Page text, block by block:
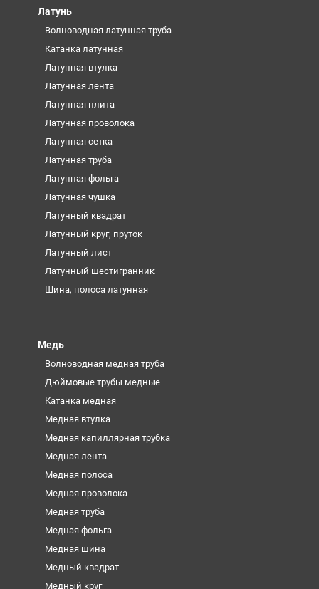
Латунь
Волноводная латунная труба
Катанка латунная
Латунная втулка
Латунная лента
Латунная плита
Латунная проволока
Латунная сетка
Латунная труба
Латунная фольга
Латунная чушка
Латунный квадрат
Латунный круг, пруток
Латунный лист
Латунный шестигранник
Шина, полоса латунная
Медь
Волноводная медная труба
Дюймовые трубы медные
Катанка медная
Медная втулка
Медная капиллярная трубка
Медная лента
Медная полоса
Медная проволока
Медная труба
Медная фольга
Медная шина
Медный квадрат
Медный круг